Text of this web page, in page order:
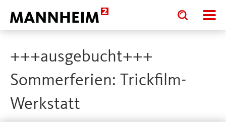
Toggle
search
input
Toggle
search
input
+++ausgebucht+++
Sommerferien: Trickfilm-
Werkstatt